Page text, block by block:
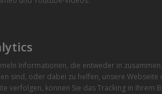
Informationen, die entweder in
sind, oder dabei zu helfen, unsere Webseite
verfolgen, können Sie das Tracking in Ihrem